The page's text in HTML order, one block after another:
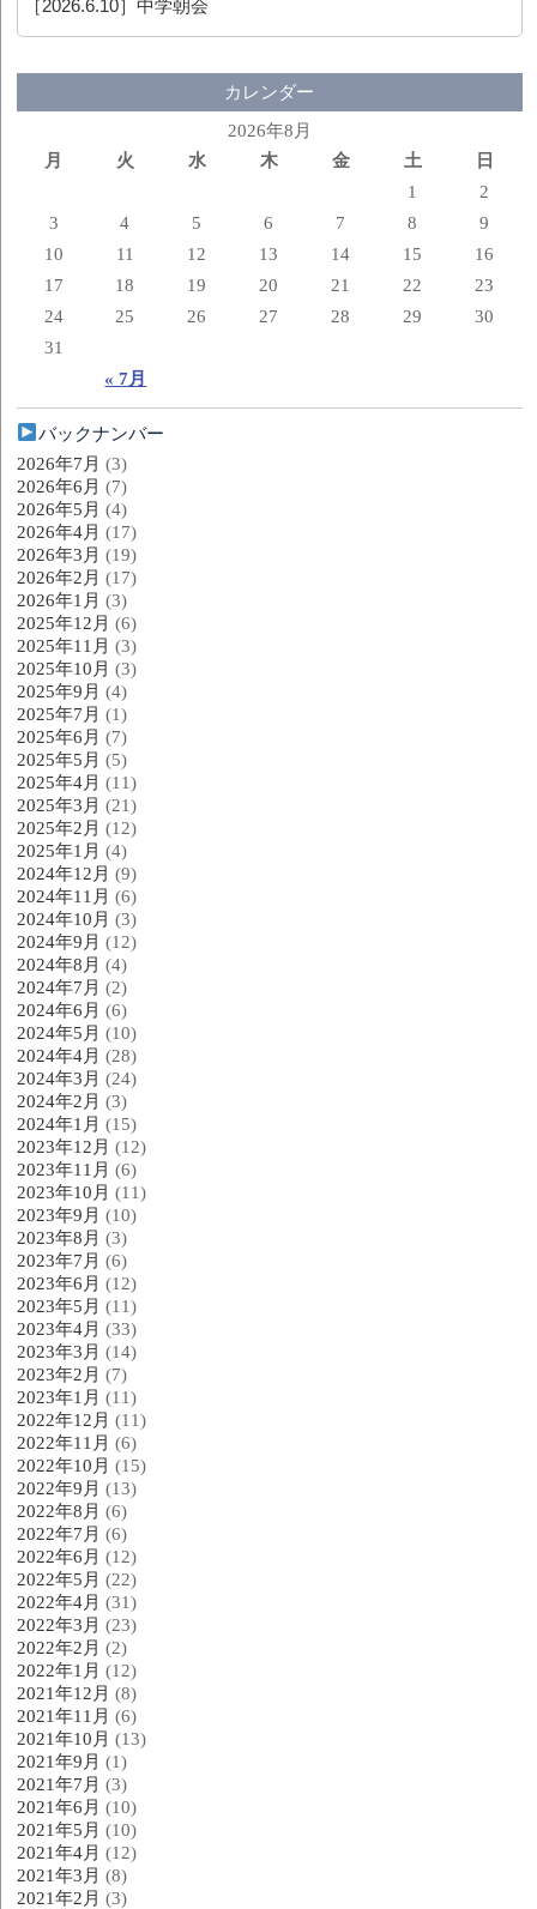
［2026.6.10］中学朝会
カレンダー
2026年8月
月
火 水 木 金 土 日
« 7月
1
2
3
4 5 6 7 8
9
10
11 12 13 14 15
16
17
18 19 20 21 22
23
24
25 26 27 28 29
30
31
バックナンバー
2026年7月 (3)
2026年6月 (7)
2026年5月 (4)
2026年4月 (17)
2026年3月 (19)
2026年2月 (17)
2026年1月 (3)
2025年12月 (6)
2025年11月 (3)
2025年10月 (3)
2025年9月 (4)
2025年7月 (1)
2025年6月 (7)
2025年5月 (5)
2025年4月 (11)
2025年3月 (21)
2025年2月 (12)
2025年1月 (4)
2024年12月 (9)
2024年11月 (6)
2024年10月 (3)
2024年9月 (12)
2024年8月 (4)
2024年7月 (2)
2024年6月 (6)
2024年5月 (10)
2024年4月 (28)
2024年3月 (24)
2024年2月 (3)
2024年1月 (15)
2023年12月 (12)
2023年11月 (6)
2023年10月 (11)
2023年9月 (10)
2023年8月 (3)
2023年7月 (6)
2023年6月 (12)
2023年5月 (11)
2023年4月 (33)
2023年3月 (14)
2023年2月 (7)
2023年1月 (11)
2022年12月 (11)
2022年11月 (6)
2022年10月 (15)
2022年9月 (13)
2022年8月 (6)
2022年7月 (6)
2022年6月 (12)
2022年5月 (22)
2022年4月 (31)
2022年3月 (23)
2022年2月 (2)
2022年1月 (12)
2021年12月 (8)
2021年11月 (6)
2021年10月 (13)
2021年9月 (1)
2021年7月 (3)
2021年6月 (10)
2021年5月 (10)
2021年4月 (12)
2021年3月 (8)
2021年2月 (3)